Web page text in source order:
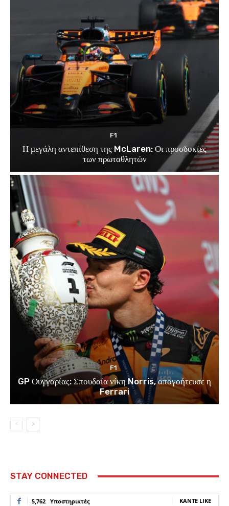
F1
Η μεγάλη αντεπίθεση της McLaren: Οι προσδοκίες
των πρωταθλητών
F1
GP Ουγγαρίας: Σπουδαία νίκη Norris, απογοήτευσε η
Ferrari
STAY CONNECTED
5,762 Υποστηρικτές ΚΆΝΤΕ LIKE